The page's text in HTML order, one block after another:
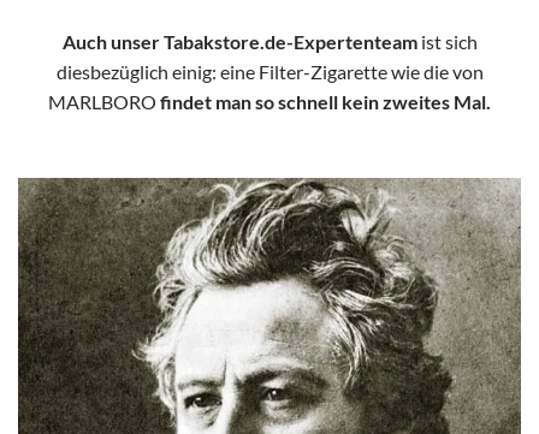
Auch unser Tabakstore.de-Expertenteamist sich
diesbezüglich einig: eine Filter-Zigarette wie die von
MARLBORO findet man so schnell kein zweites Mal.